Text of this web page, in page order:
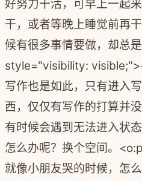
好努力干活，可早上一起
干，或者等晚上睡觉前再
候有很多事情要做，却总是
style="visibility:
写作也是如此，只有进入
西，仅仅有写作的打算并没
有时候会遇到无法进入状
怎么办呢？换个空间。
就像小朋友哭的时候，怎